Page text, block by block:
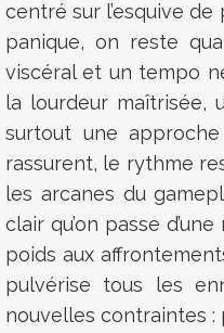
centré sur l’esquive
panique, on reste
viscéral et un tempo
la lourdeur maîtrisée,
surtout une
rassurent, le rythme
les arcanes du
clair qu’on passe
poids aux
pulvérise tous les
nouvelles contraintes :